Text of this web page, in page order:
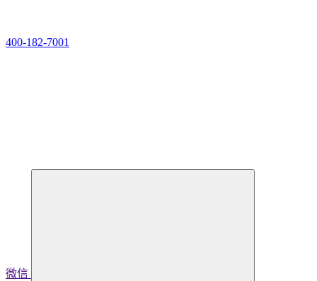
400-182-7001
微信